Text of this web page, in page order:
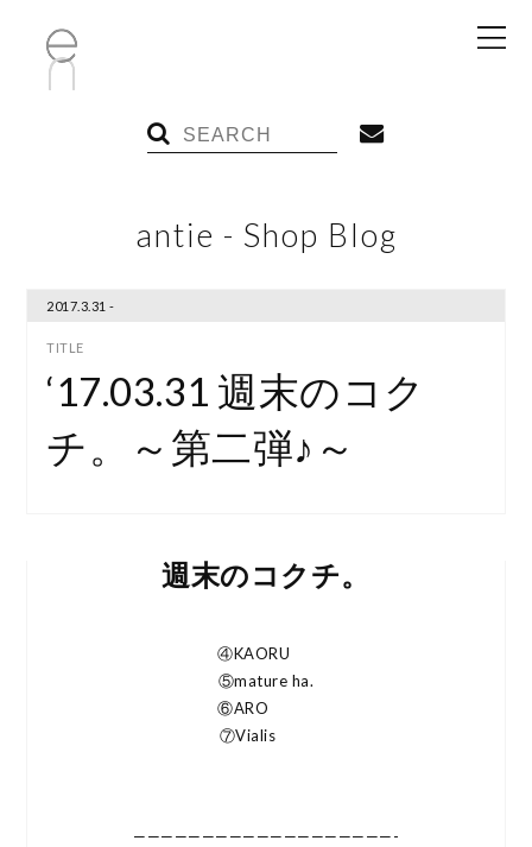
antie - Shop Blog
2017.3.31 -
‘17.03.31 週末のコク
チ。～第二弾♪～
週末のコクチ。
④KAORU
⑤mature ha.
⑥ARO
⑦Vialis
———————————————————-